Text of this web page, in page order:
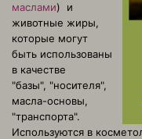
маслами) и
животные жиры,
которые могут
быть использованы
в качестве
"базы", "носителя",
масла-основы,
"транспорта".
Используются в